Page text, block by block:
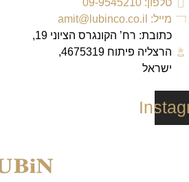
טלפון: 09-9545210
מייל: amit@lubinco.co.il
כתובת: רח’ הקונגרס הציוני 19,
הרצליה פיתוח 4675319,
ישראל